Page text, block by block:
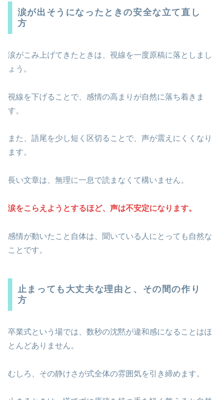
涙が出そうになったときの安全な立て直し
方
涙がこみ上げてきたときは、視線を一度原稿に落としまし
ょう。
視線を下げることで、感情の高まりが自然に落ち着きま
す。
また、語尾を少し短く区切ることで、声が震えにくくなり
ます。
長い文章は、無理に一息で読まなくて構いません。
涙をこらえようとするほど、声は不安定になります。
感情が動いたこと自体は、聞いている人にとっても自然な
ことです。
止まっても大丈夫な理由と、その間の作り
方
卒業式という場では、数秒の沈黙が違和感になることはほ
とんどありません。
むしろ、その静けさが式全体の雰囲気を引き締めます。